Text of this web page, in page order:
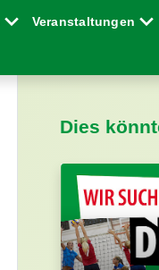
Veranstaltungen
Dies